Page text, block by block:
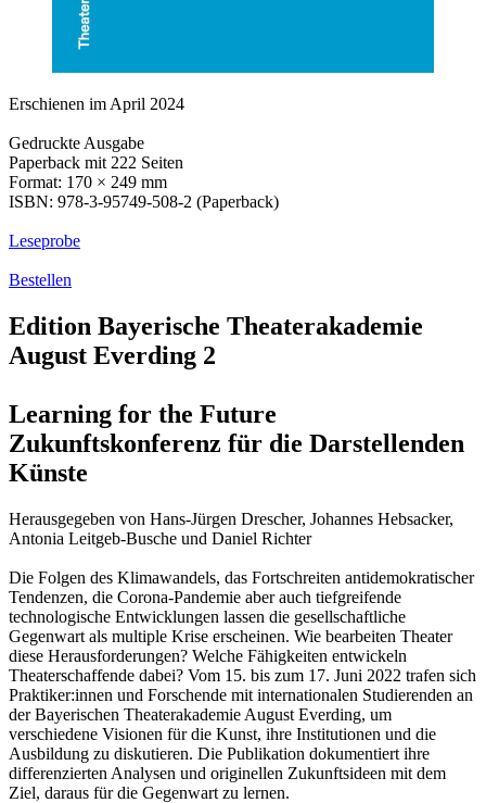
Erschienen im April 2024
Gedruckte Ausgabe
Paperback mit 222 Seiten
Format: 170 × 249 mm
ISBN: 978-3-95749-508-2 (Paperback)
Leseprobe
Bestellen
Edition Bayerische Theaterakademie
August Everding 2
Learning for the Future
Zukunftskonferenz für die Darstellenden
Künste
Herausgegeben von Hans-Jürgen Drescher, Johannes Hebsacker,
Antonia Leitgeb-Busche und Daniel Richter
Die Folgen des Klimawandels, das Fortschreiten antidemokratischer
Tendenzen, die Corona-Pandemie aber auch tiefgreifende
technologische Entwicklungen lassen die gesellschaftliche
Gegenwart als multiple Krise erscheinen. Wie bearbeiten Theater
diese Herausforderungen? Welche Fähigkeiten entwickeln
Theaterschaffende dabei? Vom 15. bis zum 17. Juni 2022 trafen sich
Praktiker:innen und Forschende mit internationalen Studierenden an
der Bayerischen Theaterakademie August Everding, um
verschiedene Visionen für die Kunst, ihre Institutionen und die
Ausbildung zu diskutieren. Die Publikation dokumentiert ihre
differenzierten Analysen und originellen Zukunftsideen mit dem
Ziel, daraus für die Gegenwart zu lernen.